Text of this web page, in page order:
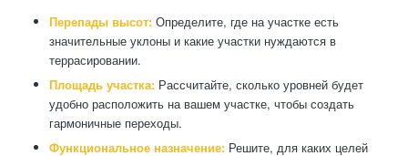
Перепады высот:Определите, где на участке есть
значительные уклоны и какие участки нуждаются в
террасировании.
Площадь участка:Рассчитайте, сколько уровней будет
удобно расположить на вашем участке, чтобы создать
гармоничные переходы.
Функциональное назначение:Решите, для каких целей